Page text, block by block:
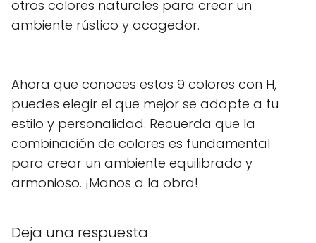
otros colores naturales para crear un
ambiente rústico y acogedor.
Ahora que conoces estos 9 colores con H,
puedes elegir el que mejor se adapte a tu
estilo y personalidad. Recuerda que la
combinación de colores es fundamental
para crear un ambiente equilibrado y
armonioso. ¡Manos a la obra!
Deja una respuesta